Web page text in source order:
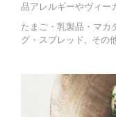
品アレルギーやヴィー
たまご・乳製品・マカ
グ・スプレッド
その